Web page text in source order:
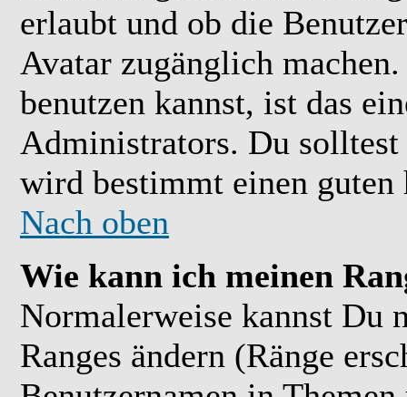
erlaubt und ob die
Avatar zugänglich
benutzen kannst, ist das
Administrators. Du
wird bestimmt einen guten
Nach oben
Wie kann ich meinen
Normalerweise kannst Du
Ranges ändern (Ränge